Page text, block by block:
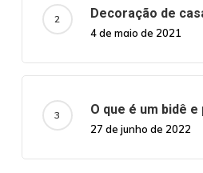
Decoração de
4 de maio de 2021
O que é um bidê
27 de junho de 2022